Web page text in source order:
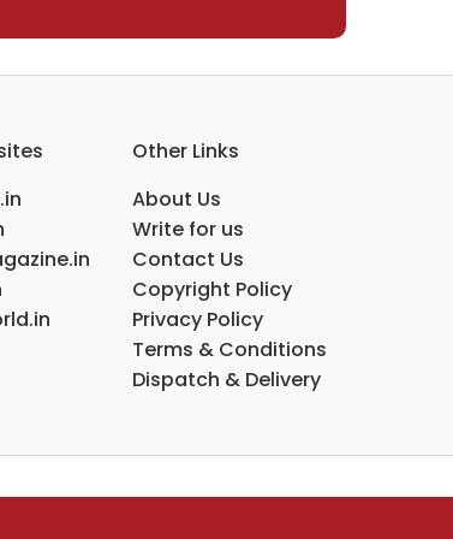
Other Links
About Us
Write for us
Contact Us
Copyright Policy
Privacy Policy
Terms & Conditions
Dispatch & Delivery